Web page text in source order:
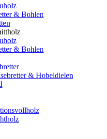
& Bohlen
& Bohlen
& Hobeldielen